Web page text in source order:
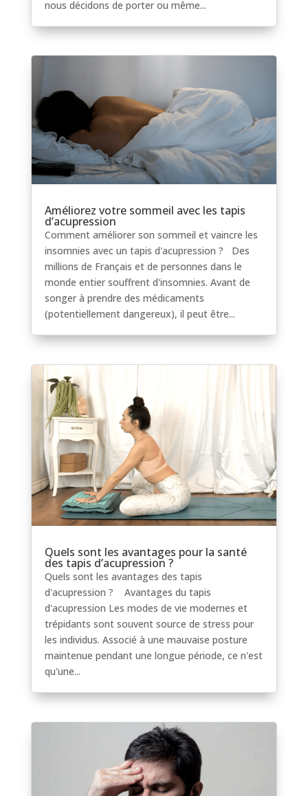
nous décidons de porter ou même...
Améliorez votre sommeil avec les tapis
d’acupression
Comment améliorer son sommeil et vaincre les
insomnies avec un tapis d'acupression ? Des
millions de Français et de personnes dans le
monde entier souffrent d'insomnies. Avant de
songer à prendre des médicaments
(potentiellement dangereux), il peut être...
Quels sont les avantages pour la santé
des tapis d’acupression ?
Quels sont les avantages des tapis
d'acupression ? Avantages du tapis
d'acupression Les modes de vie modernes et
trépidants sont souvent source de stress pour
les individus. Associé à une mauvaise posture
maintenue pendant une longue période, ce n'est
qu'une...